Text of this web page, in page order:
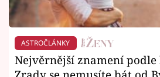
ASTROČLÁNKY
Nejvěrnější znamení podle